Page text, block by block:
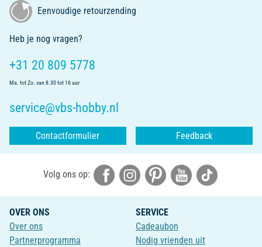
Eenvoudige retourzending
Heb je nog vragen?
+31 20 809 5778
Ma. tot Zo. van 8.30 tot 16 uur
service@vbs-hobby.nl
Contactformulier Feedback
Volg ons op:
OVER ONS
Over ons
Partnerprogramma
SERVICE
Cadeaubon
Nodig vrienden uit